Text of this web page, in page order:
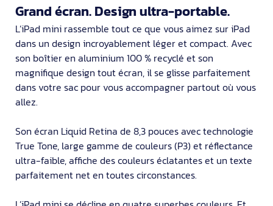
Grand écran. Design ultra-portable.
L’iPad mini rassemble tout ce que vous aimez sur iPad
dans un design incroyable­ment léger et compact. Avec
son boîtier en alu­minium 100 % recyclé et son
magnifique design tout écran, il se glisse parfaitement
dans votre sac pour vous accompagner partout où vous
allez.
Son écran Liquid Retina de 8,3 pouces avec techno­logie
True Tone, large gamme de couleurs (P3) et réflec­tance
ultra-faible, affiche des couleurs éclatan­tes et un texte
parfaite­ment net en toutes circonstances.